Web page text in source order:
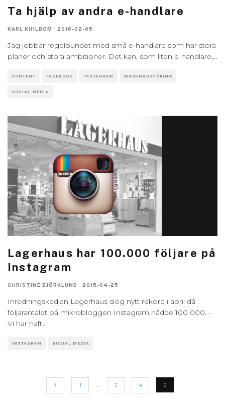
Ta hjälp av andra e-handlare
KARL KIHLBOM · 2016-02-05
Jag jobbar regelbundet med små e-handlare som har stora
planer och stora ambitioner. Det kan, som liten e-handlare,
CONTENT FACEBOOK INSTAGRAM MARKNADSFÖRING
SOCIAL MEDIA
Lagerhaus har 100.000 följare på
Instagram
CHRISTINE BJÖRKLUND · 2015-04-25
Inredningskedjan Lagerhaus slog nytt rekord i april då
följarantalet på mikrobloggen Instagram nådde 100 000. –
Vi har haft...
INSTAGRAM SOCIAL MEDIA
1 … 3 4 5